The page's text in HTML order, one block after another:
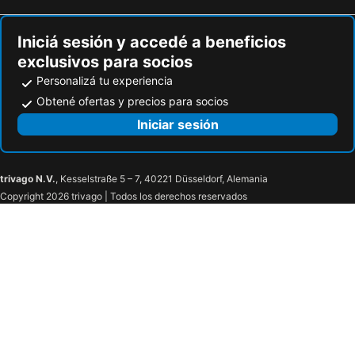
Iniciá sesión y accedé a beneficios
exclusivos para socios
Personalizá tu experiencia
Obtené ofertas y precios para socios
Iniciar sesión
trivago N.V., Kesselstraße 5 – 7, 40221 Düsseldorf, Alemania
Copyright 2026 trivago | Todos los derechos reservados